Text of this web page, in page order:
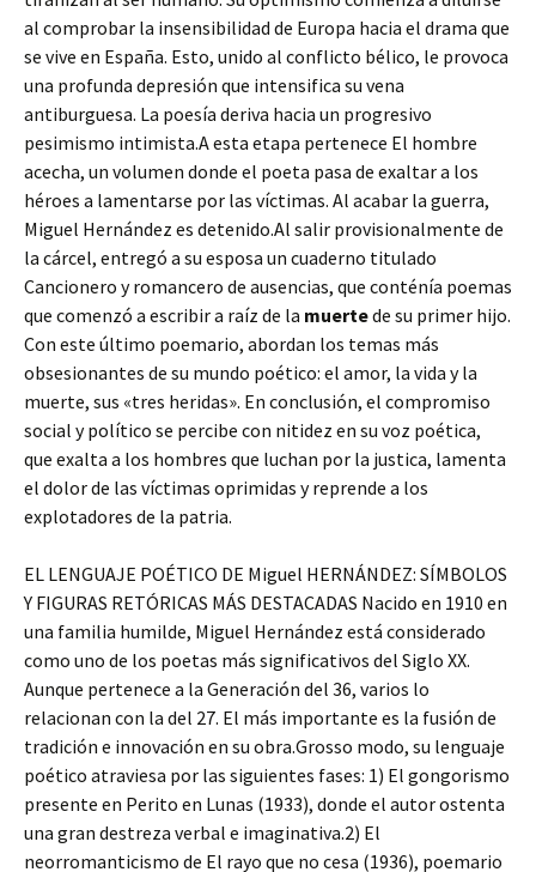
al comprobar la insensibilidad de Europa hacia el drama que
se vive en España. Esto, unido al conflicto bélico, le provoca
una profunda depresión que intensifica su vena
antiburguesa. La poesía deriva hacia un progresivo
pesimismo intimista.A esta etapa pertenece El hombre
acecha, un volumen donde el poeta pasa de exaltar a los
héroes a lamentarse por las víctimas. Al acabar la guerra,
Miguel Hernández es detenido.Al salir provisionalmente de
la cárcel, entregó a su esposa un cuaderno titulado
Cancionero y romancero de ausencias, que conténía poemas
que comenzó a escribir a raíz de la muertede su primer hijo.
Con este último poemario, abordan los temas más
obsesionantes de su mundo poético: el amor, la vida y la
muerte, sus «tres heridas». En conclusión, el compromiso
social y político se percibe con nitidez en su voz poética,
que exalta a los hombres que luchan por la justica, lamenta
el dolor de las víctimas oprimidas y reprende a los
explotadores de la patria.
EL LENGUAJE POÉTICO DE Miguel HERNÁNDEZ: SÍMBOLOS
Y FIGURAS RETÓRICAS MÁS DESTACADAS Nacido en 1910 en
una familia humilde, Miguel Hernández está considerado
como uno de los poetas más significativos del Siglo XX.
Aunque pertenece a la Generación del 36, varios lo
relacionan con la del 27. El más importante es la fusión de
tradición e innovación en su obra.Grosso modo, su lenguaje
poético atraviesa por las siguientes fases: 1) El gongorismo
presente en Perito en Lunas (1933), donde el autor ostenta
una gran destreza verbal e imaginativa.2) El
neorromanticismo de El rayo que no cesa (1936), poemario